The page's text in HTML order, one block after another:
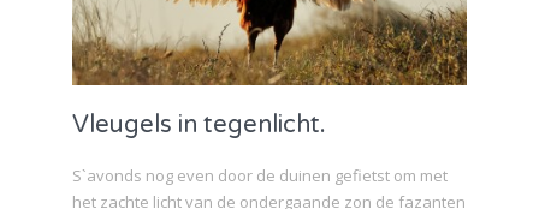
Vleugels in tegenlicht.
S`avonds nog even door de duinen gefietst om met
het zachte licht van de ondergaande zon de fazanten